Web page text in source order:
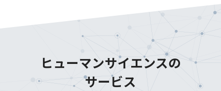
ヒューマンサイエンスの
サービス